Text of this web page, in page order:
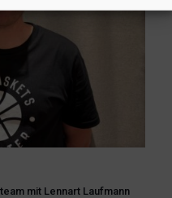
mit Lennart Laufmann